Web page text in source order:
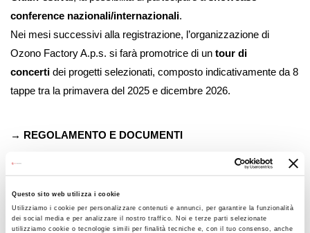
Questo sito web utilizza i cookie
Utilizziamo i cookie per personalizzare contenuti e annunci, per garantire la funzionalità
dei social media e per analizzare il nostro traffico. Noi e terze parti selezionate
utilizziamo cookie o tecnologie simili per finalità tecniche e, con il tuo consenso, anche
conference nazionali/internazionali.
Nei mesi successivi alla registrazione, l’organizzazione di
Ozono Factory A.p.s. si farà promotrice di un tour di
concerti dei progetti selezionati, composto indicativamente da 8
tappe tra la primavera del 2025 e dicembre 2026.
→ REGOLAMENTO E DOCUMENTI
Liberatoria Artista Gruppo Bassa Velocità
Informativa Sul Trattamento Dei Dati Personali
→ CONTATTI